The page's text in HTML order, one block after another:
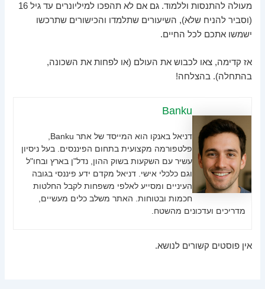
מעולה להתנסות וללמוד. גם אם לא תהפכו למיליונרים עד גיל 16
(וסביר להניח שלא), השיעורים שתלמדו והכישורים שתרכשו
ישמשו אתכם לכל החיים.
אז קדימה, צאו לכבוש את העולם (או לפחות את השכונה,
בהתחלה). בהצלחה!
Banku
דניאל באנקו הוא המייסד של אתר Banku,
פלטפורמה מקצועית בתחום הפיננסים. בעל ניסיון
עשיר עם השקעות בשוק ההון, נדל"ן בארץ ובחו"ל
וגם כלכלי אישי. דניאל מקדם ידע פיננסי בגובה
העיניים ומסייע לאלפי משפחות לקבל החלטות
חכמות ובטוחות. האתר משלב כלים מעשיים,
מדריכים ועדכונים מהשטח.
אין פוסטים קשורים לנושא.